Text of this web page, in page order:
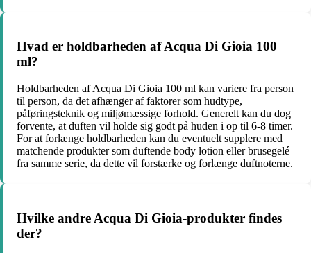
Hvad er holdbarheden af Acqua Di Gioia 100
ml?
Holdbarheden af Acqua Di Gioia 100 ml kan variere fra person
til person, da det afhænger af faktorer som hudtype,
påføringsteknik og miljømæssige forhold. Generelt kan du dog
forvente, at duften vil holde sig godt på huden i op til 6-8 timer.
For at forlænge holdbarheden kan du eventuelt supplere med
matchende produkter som duftende body lotion eller brusegelé
fra samme serie, da dette vil forstærke og forlænge duftnoterne.
Hvilke andre Acqua Di Gioia-produkter findes
der?